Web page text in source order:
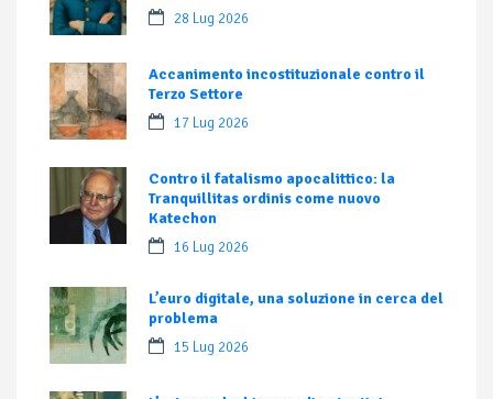
28 Lug 2026
Accanimento incostituzionale contro il
Terzo Settore
17 Lug 2026
Contro il fatalismo apocalittico: la
Tranquillitas ordinis come nuovo
Katechon
16 Lug 2026
L’euro digitale, una soluzione in cerca del
problema
15 Lug 2026